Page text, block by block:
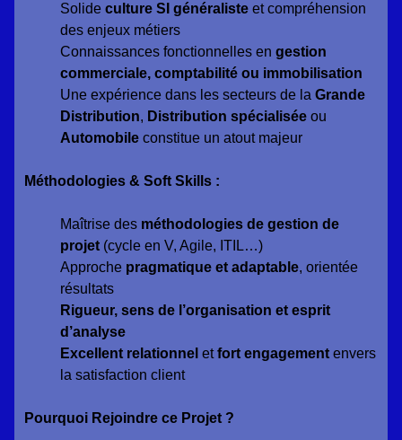
Solideculture SI généraliste et compréhension
des enjeux métiers
Connaissances fonctionnelles engestion
commerciale, comptabilité ou immobilisation
Une expérience dans les secteurs de laGrande
Distribution, Distribution spécialisée ou
Automobile constitue un atout majeur
Méthodologies & Soft Skills :
Maîtrise des méthodologies de gestion de
projet (cycle en V, Agile, ITIL…)
Approche pragmatique et adaptable, orientée
résultats
Rigueur, sens de l’organisation et esprit
d’analyse
Excellent relationnel etfort engagement envers
la satisfaction client
Pourquoi Rejoindre ce Projet ?